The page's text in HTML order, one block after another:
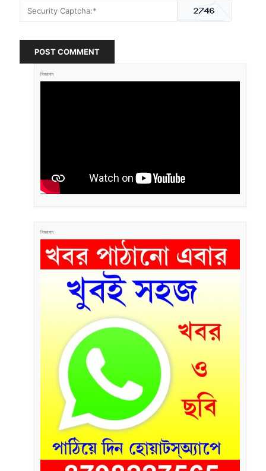
POST COMMENT
বিজ্ঞাপন
বিজ্ঞাপন